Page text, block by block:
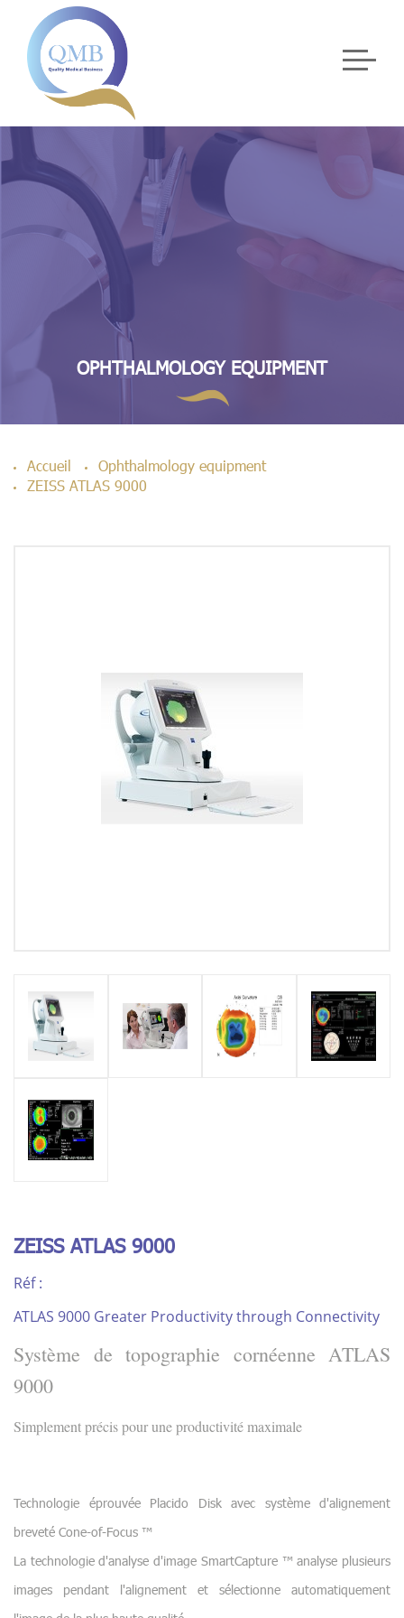
OPHTHALMOLOGY EQUIPMENT
Accueil
Ophthalmology equipment
ZEISS ATLAS 9000
ZEISS ATLAS 9000
Réf :
ATLAS 9000 Greater Productivity through Connectivity
Système de topographie cornéenne ATLAS
9000
Simplement précis pour une productivité maximale
Technologie éprouvée Placido Disk avec système d'alignement
breveté Cone-of-Focus ™
La technologie d'analyse d'image SmartCapture ™ analyse plusieurs
images pendant l'alignement et sélectionne automatiquement